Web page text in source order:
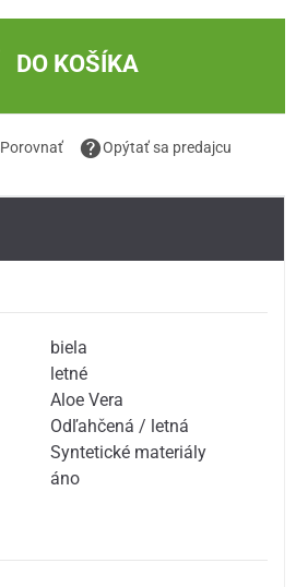
DO KOŠÍKA
Porovnať Opýtať sa predajcu
biela
letné
Aloe Vera
Odľahčená / letná
Syntetické materiály
áno